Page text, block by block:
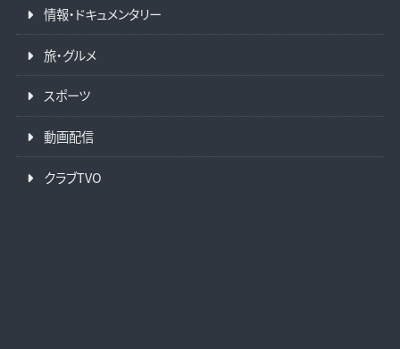
情報・ドキュメンタリー
旅・グルメ
スポーツ
動画配信
クラブTVO